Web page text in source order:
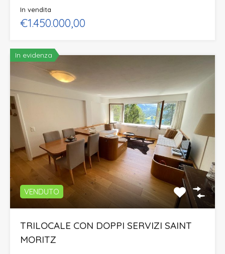
In vendita
€1.450.000,00
In evidenza
VENDUTO
TRILOCALE CON DOPPI SERVIZI SAINT
MORITZ